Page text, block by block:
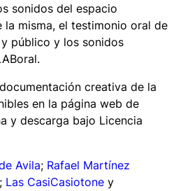
sonidos del espacio
misma, el testimonio oral de
público y los sonidos
creativa de la
en la página web de
y descarga bajo Licencia
Avila; Rafael Martínez
; Las CasiCasiotone y